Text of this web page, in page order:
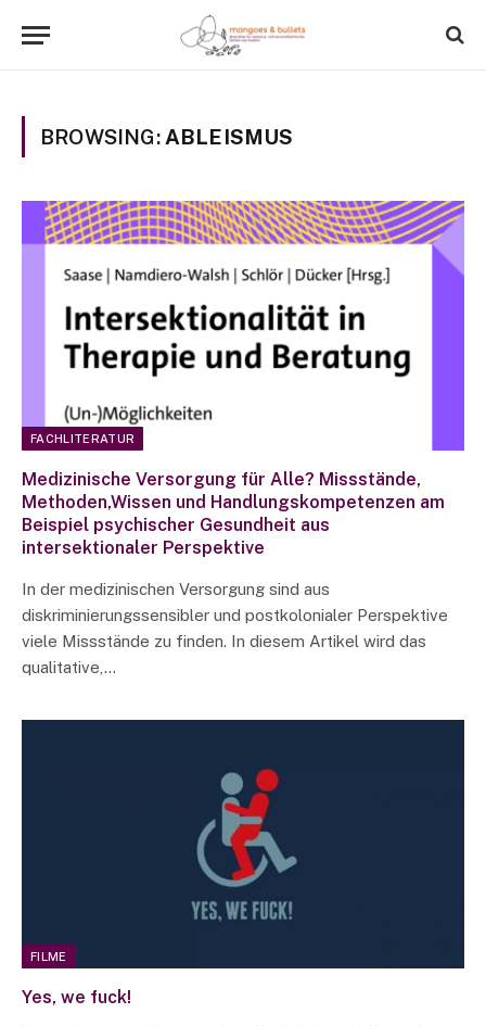
BROWSING: ABLEISMUS
FACHLITERATUR
Medizinische Versorgung für Alle? Missstände,
Methoden,Wissen und Handlungskompetenzen am
Beispiel psychischer Gesundheit aus
intersektionaler Perspektive
In der medizinischen Versorgung sind aus
diskriminierungssensibler und postkolonialer Perspektive
viele Missstände zu finden. In diesem Artikel wird das
qualitative,…
FILME
Yes, we fuck!